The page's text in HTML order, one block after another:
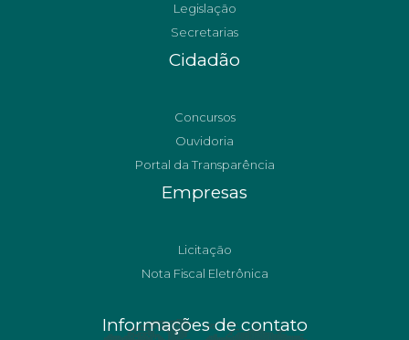
Legislação
Secretarias
Cidadão
Concursos
Ouvidoria
Portal da Transparência
Empresas
Licitação
Nota Fiscal Eletrônica
Informações de contato